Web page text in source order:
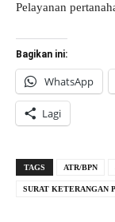
Pelayanan
Bagikan ini:
WhatsApp
Lagi
TAGS ATR/BPN
SURAT KETERANGAN